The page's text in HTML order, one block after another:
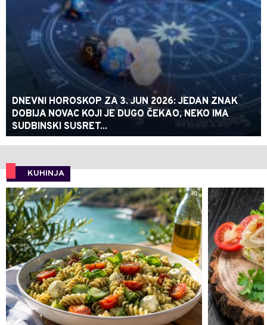
DNEVNI HOROSKOP ZA 3. JUN 2026: JEDAN ZNAK
DOBIJA NOVAC KOJI JE DUGO ČEKAO, NEKO IMA
SUDBINSKI SUSRET...
KUHINJA
0